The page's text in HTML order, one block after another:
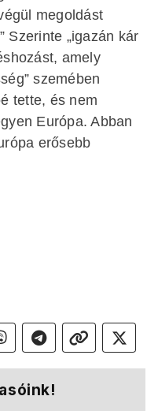
megoldást
Szerinte „igazán kár
amely
szemében
tette, és nem
Európa. Abban
erősebb